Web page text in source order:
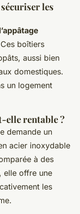
les
boîtiers
aussi bien
domestiques.
un logement
elle rentable ?
demande un
acier inoxydable
à des
elle offre une
les